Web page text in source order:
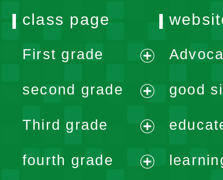
class page
First grade
menu
second grade
menu
Third grade
menu
fourth grade
good